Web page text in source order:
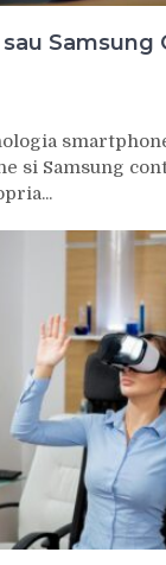
Samsung
si Samsung